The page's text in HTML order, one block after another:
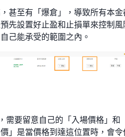
甚至有「爆倉」，導致所有本金
先設置好止盈和止損單來控制風
己能承受的範圍之內。
需要留意自己的「入場價格」和
」是當價格到達這位置時，會令